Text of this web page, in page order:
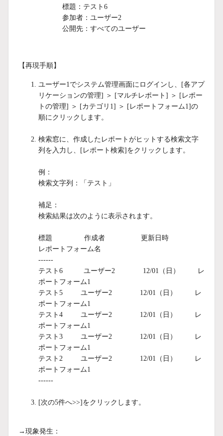
標題：テスト6
参加者：ユーザー2
公開先：すべてのユーザー
【再現手順】
ユーザー1でシステム管理画面にログインし、[各アプ
リケーションの管理] ＞ [マルチレポート] ＞ [レポー
トの管理] ＞ [カテゴリ1] ＞ [レポートフォーム1]の
順にクリックします。
検索窓に、作成したレポートがヒットする検索文字
列を入力し、[レポート検索]をクリックします。
例：
検索文字列：「テスト」
補足：
検索結果は次のように表示されます。
標題 作成者 更新日時
レポートフォーム名
------
テスト6 ユーザー2 12/01（日） レ
ポートフォーム1
テスト5 ユーザー2 12/01（日） レ
ポートフォーム1
テスト4 ユーザー2 12/01（日） レ
ポートフォーム1
テスト3 ユーザー2 12/01（日） レ
ポートフォーム1
テスト2 ユーザー2 12/01（日） レ
ポートフォーム1
------
[次の5件へ>>]をクリックします。
→現象発生：